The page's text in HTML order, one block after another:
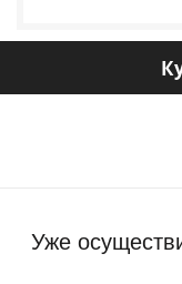
Уже